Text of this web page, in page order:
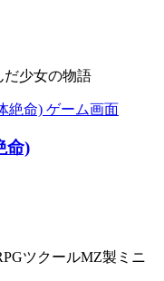
だ少女の物語
命)
ツクールMZ製ミニ